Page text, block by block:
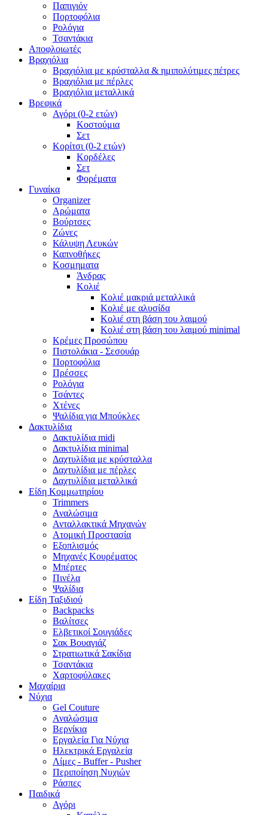
Παπιγιόν
Πορτοφόλια
Ρολόγια
Τσαντάκια
Αποφλοιωτές
Βραχιόλια
Βραχιόλια με κρύσταλλα & ημιπολύτιμες πέτρες
Βραχιόλια με πέρλες
Βραχιόλια μεταλλικά
Βρεφικά
Αγόρι (0-2 ετών)
Κοστούμια
Σετ
Κορίτσι (0-2 ετών)
Κορδέλες
Σετ
Φορέματα
Γυναίκα
Organizer
Αρώματα
Βούρτσες
Ζώνες
Κάλυψη Λευκών
Καπνοθήκες
Κοσμηματα
Άνδρας
Κολιέ
Κολιέ μακριά μεταλλικά
Κολιέ με αλυσίδα
Κολιέ στη βάση του λαιμού
Κολιέ στη βάση του λαιμού minimal
Κρέμες Προσώπου
Πιστολάκια - Σεσουάρ
Πορτοφόλια
Πρέσσες
Ρολόγια
Τσάντες
Χτένες
Ψαλίδια για Μπούκλες
Δακτυλίδια
Δακτυλίδια midi
Δακτυλίδια minimal
Δαχτυλίδια με κρύσταλλα
Δαχτυλίδια με πέρλες
Δαχτυλίδια μεταλλικά
Είδη Κομμωτηρίου
Trimmers
Αναλώσιμα
Ανταλλακτικά Μηχανών
Ατομική Προστασία
Εξοπλισμός
Μηχανές Κουρέματος
Μπέρτες
Πινέλα
Ψαλίδια
Είδη Ταξιδιού
Backpacks
Βαλίτσες
Ελβετικοί Σουγιάδες
Σακ Βουαγιάζ
Στρατιωτικά Σακίδια
Τσαντάκια
Χαρτοφύλακες
Μαχαίρια
Νύχια
Gel Couture
Αναλώσιμα
Βερνίκια
Εργαλεία Για Νύχια
Ηλεκτρικά Εργαλεία
Λίμες - Buffer - Pusher
Περιποίηση Νυχιών
Ράσπες
Παιδικά
Αγόρι